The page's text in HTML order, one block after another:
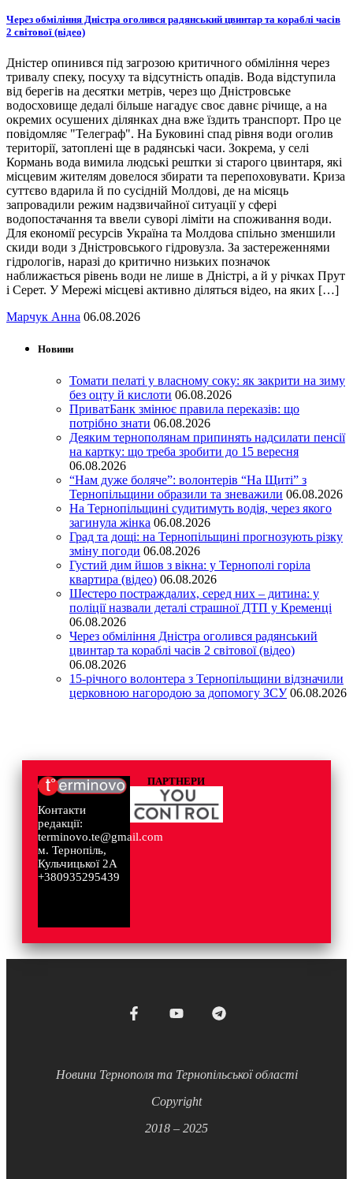
Через обміління Дністра оголився радянський цвинтар та кораблі часів
2 світової (відео)
Дністер опинився під загрозою критичного обміління через
тривалу спеку, посуху та відсутність опадів. Вода відступила
від берегів на десятки метрів, через що Дністровське
водосховище дедалі більше нагадує своє давнє річище, а на
окремих осушених ділянках дна вже їздить транспорт. Про це
повідомляє "Телеграф". На Буковині спад рівня води оголив
території, затоплені ще в радянські часи. Зокрема, у селі
Кормань вода вимила людські рештки зі старого цвинтаря, які
місцевим жителям довелося збирати та перепоховувати. Криза
суттєво вдарила й по сусідній Молдові, де на місяць
запровадили режим надзвичайної ситуації у сфері
водопостачання та ввели суворі ліміти на споживання води.
Для економії ресурсів Україна та Молдова спільно зменшили
скиди води з Дністровського гідровузла. За застереженнями
гідрологів, наразі до критично низьких позначок
наближається рівень води не лише в Дністрі, а й у річках Прут
і Серет. У Мережі місцеві активно діляться відео, на яких […]
Марчук Анна 06.08.2026
Новини
Томати пелаті у власному соку: як закрити на зиму
без оцту й кислоти 06.08.2026
ПриватБанк змінює правила переказів: що
потрібно знати 06.08.2026
Деяким тернополянам припинять надсилати пенсії
на картку: що треба зробити до 15 вересня
06.08.2026
“Нам дуже боляче”: волонтерів “На Щиті” з
Тернопільщини образили та зневажили 06.08.2026
На Тернопільщині судитимуть водія, через якого
загинула жінка 06.08.2026
Град та дощі: на Тернопільщині прогнозують різку
зміну погоди 06.08.2026
Густий дим йшов з вікна: у Тернополі горіла
квартира (відео) 06.08.2026
Шестеро постраждалих, серед них – дитина: у
поліції назвали деталі страшної ДТП у Кременці
06.08.2026
Через обміління Дністра оголився радянський
цвинтар та кораблі часів 2 світової (відео)
06.08.2026
15-річного волонтера з Тернопільщини відзначили
церковною нагородою за допомогу ЗСУ 06.08.2026
Контакти
редакції:
terminovo.te@gmail.com
м. Тернопіль,
Кульчицької 2А
+380935295439
ПАРТНЕРИ
Новини Тернополя та Тернопільської області
Copyright
2018 – 2025